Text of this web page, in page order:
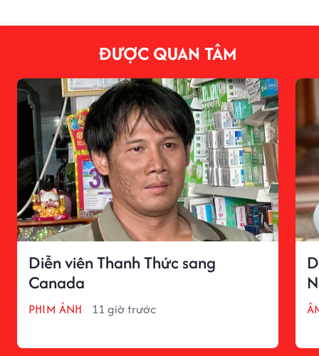
ĐƯỢC QUAN TÂM
Diễn viên Thanh Thức sang
Canada
PHIM ẢNH 11 giờ trước